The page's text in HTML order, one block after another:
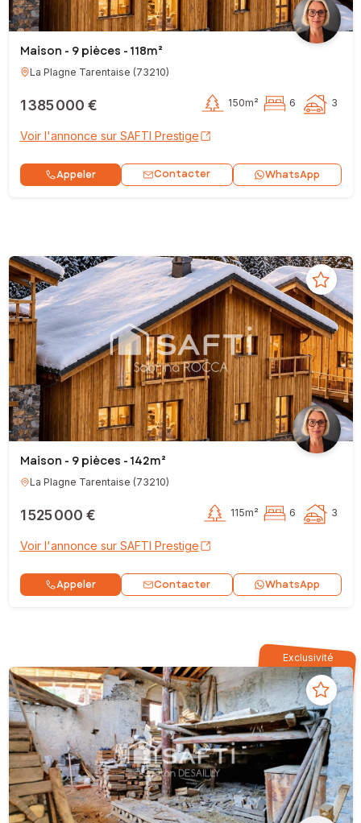
Maison - 9 pièces - 118m²
La Plagne Tarentaise (73210)
1 385 000 € 150m² 6 3
Voir l'annonce sur SAFTI Prestige
Appeler Contacter WhatsApp
Maison - 9 pièces - 142m²
La Plagne Tarentaise (73210)
1 525 000 € 115m² 6 3
Voir l'annonce sur SAFTI Prestige
Appeler Contacter WhatsApp
Exclusivité